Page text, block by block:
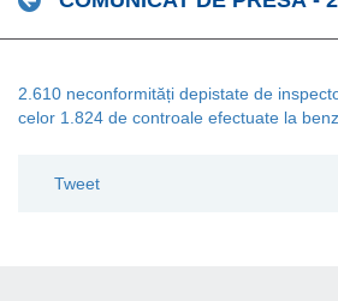
2.610 neconformități depistate de
celor 1.824 de controale efectuate la
Tweet